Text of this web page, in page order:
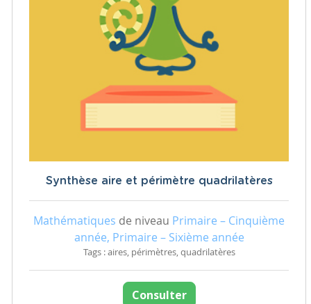
Synthèse aire et périmètre quadrilatères
Mathématiques de niveau Primaire – Cinquième
année, Primaire – Sixième année
Tags : aires, périmètres, quadrilatères
Consulter